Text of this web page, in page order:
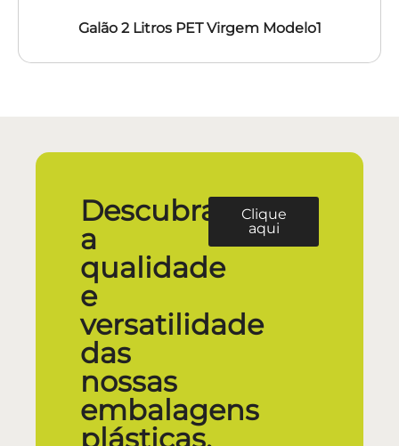
Galão 2 Litros PET Virgem Modelo1
Descubra
a
qualidade
e
versatilidade
das
nossas
embalagens
plásticas,
Clique
aqui